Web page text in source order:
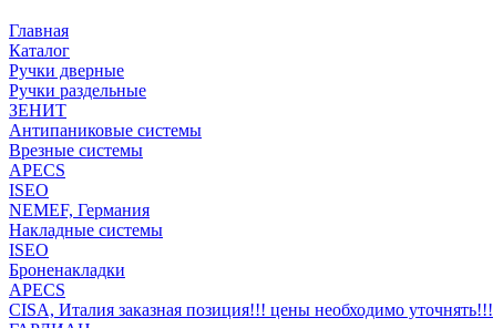
Главная
Каталог
Ручки дверные
Ручки раздельные
ЗЕНИТ
Антипаниковые системы
Врезные системы
APECS
ISEO
NEMEF, Германия
Накладные системы
ISEO
Броненакладки
APECS
CISA, Италия заказная позиция!!! цены необходимо уточнять!!!